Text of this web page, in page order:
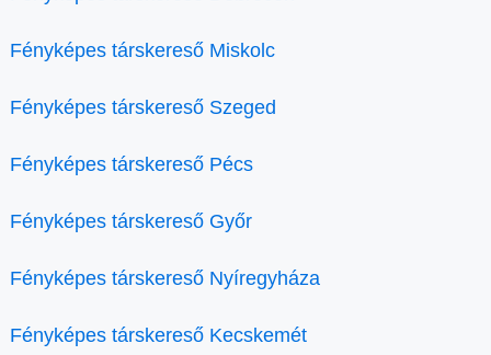
Fényképes társkereső Miskolc
Fényképes társkereső Szeged
Fényképes társkereső Pécs
Fényképes társkereső Győr
Fényképes társkereső Nyíregyháza
Fényképes társkereső Kecskemét